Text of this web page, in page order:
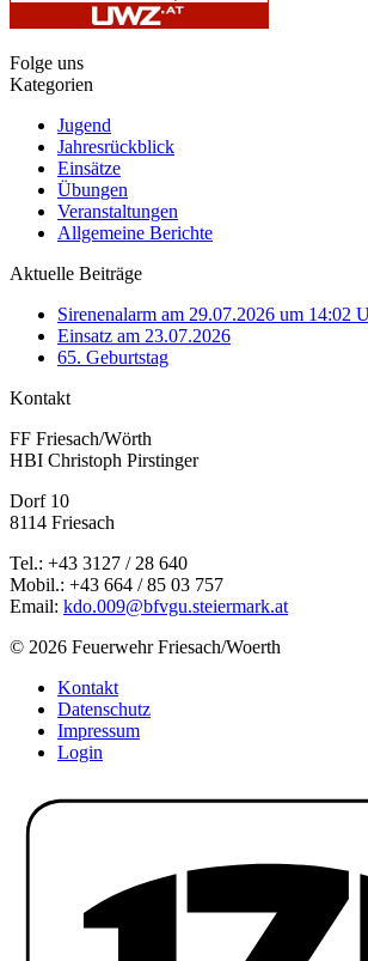
Folge uns
Kategorien
Jugend
Jahresrückblick
Einsätze
Übungen
Veranstaltungen
Allgemeine Berichte
Aktuelle Beiträge
Sirenenalarm am 29.07.2026 um 14:02
Einsatz am 23.07.2026
65. Geburtstag
Kontakt
FF Friesach/Wörth
HBI Christoph Pirstinger
Dorf 10
8114 Friesach
Tel.: +43 3127 / 28 640
Mobil.: +43 664 / 85 03 757
Email: kdo.009@bfvgu.steiermark.at
© 2026 Feuerwehr Friesach/Woerth
Kontakt
Datenschutz
Impressum
Login